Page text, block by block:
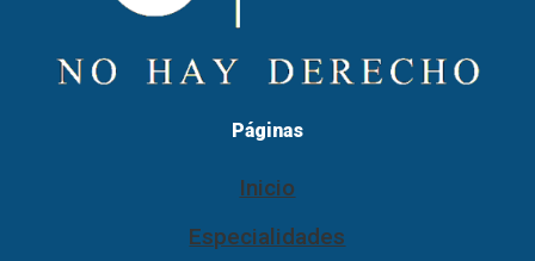
Páginas
Inicio
Especialidades